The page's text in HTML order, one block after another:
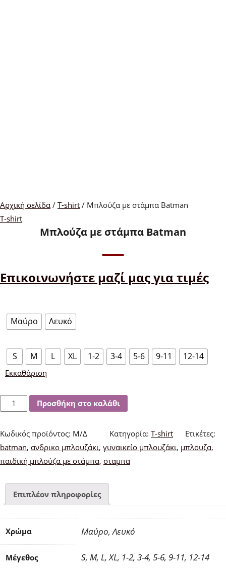
Αρχική σελίδα / T-shirt / Μπλούζα με στάμπα Βatman
T-shirt
Μπλούζα με στάμπα Βatman
Επικοινωνήστε μαζί μας για τιμές
Μαύρο Λευκό
S M L XL 1-2 3-4 5-6 9-11 12-14
Εκκαθάριση
Μπλούζα
με
στάμπα
Βatman
ποσότητα
Προσθήκη στο καλάθι
Κωδικός προϊόντος: Μ/Δ Κατηγορία: T-shirt
Ετικέτες:
batman, ανδρικο μπλουζάκι, γυναικείο μπλουζάκι, μπλουζα,
παιδική μπλούζα με στάμπα, σταμπα
Επιπλέον πληροφορίες
Χρώμα Μαύρο, Λευκό
Μέγεθος S, M, L, XL, 1-2, 3-4, 5-6, 9-11, 12-14